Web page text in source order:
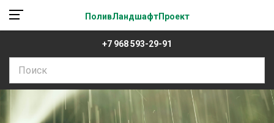
ПоливЛандшафтПроект
+7 968 593-29-91